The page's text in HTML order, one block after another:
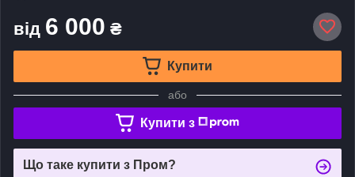
від 6 000 ₴
Купити
або
Купити з
Що таке купити з Пром?